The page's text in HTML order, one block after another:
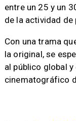
entre un 25 y un
de la actividad de
Con una trama
la original, se
al público global
cinematográfico